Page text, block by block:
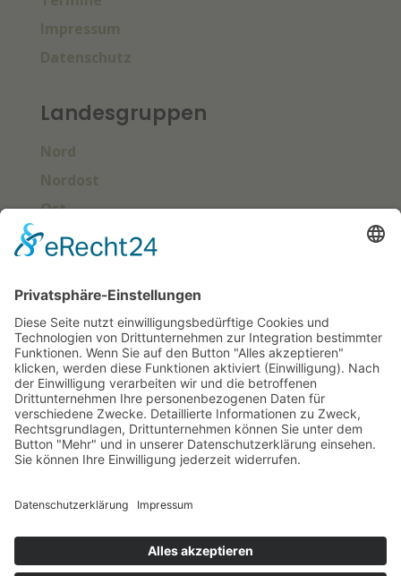
Impressum
Datenschutz
Landesgruppen
Nord
Nordost
Ost
Süd
West
Deutscher Klub für Belgische Schäferhunde
e. V.
Grüntenstraße 30